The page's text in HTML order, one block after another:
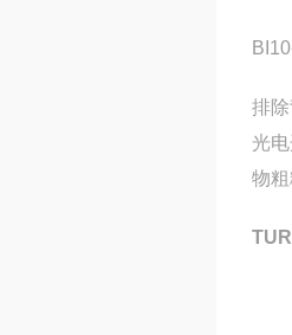
排
光
物